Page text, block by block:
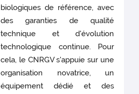
biologiques de référence, avec
des garanties de qualité
technique et d'évolution
technologique continue. Pour
cela, le CNRGV s'appuie sur une
organisation novatrice, un
équipement dédié et des